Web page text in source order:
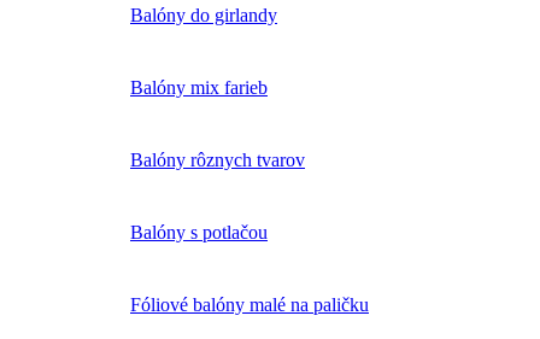
Balóny do girlandy
Balóny mix farieb
Balóny rôznych tvarov
Balóny s potlačou
Fóliové balóny malé na paličku